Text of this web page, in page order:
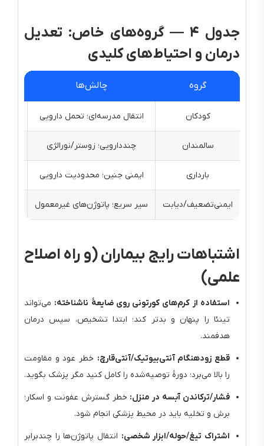
جدول ۴ — گروه‌های خاص: تعدیل
درمان و احتیاط‌های کلیدی
گروه چالش‌ها
کودکان انتقال مدرسه‌ای؛ تحمل دارویی
سالمندان چنددارویی؛ زوستر/نورالژی
بارداری ایمنی جنین؛ محدودیت دارویی
ایمنی‌تضعیف/دیابت سیر سریع؛ پاتوژن‌های غیرمعمول
اشتباهات رایج بیماران (و راه اصلاح
علمی)
استفاده از کرم‌های کورتونی روی ضایعهٔ ناشناخته: می‌تواند
تینئا را پنهان و بدتر کند؛ ابتدا تشخیص، سپس درمان
هدفمند.
قطع زودهنگام آنتی‌بیوتیک/آنتی‌قارچ: خطر عود و مقاومت
را بالا می‌برد؛ دورهٔ توصیه‌شده را کامل کنید مگر پزشک بگوید.
فشار/ترکاندن آبسه در منزل: خطر گسترش عفونت و اسکار؛
برش و تخلیه باید در محیط پزشکی انجام شود.
اشتراک تیغ/حوله/ابزار شخصی: انتقال پاتوژن‌ها را چندبرابر